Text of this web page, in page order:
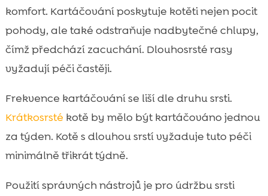
komfort. Kartáčování poskytuje kotěti nejen pocit
pohody, ale také odstraňuje nadbytečné chlupy,
čímž předchází zacuchání. Dlouhosrsté rasy
vyžadují péči častěji.
Frekvence kartáčování se liší dle druhu srsti.
Krátkosrsté kotě by mělo být kartáčováno jednou
za týden. Kotě s dlouhou srstí vyžaduje tuto péči
minimálně třikrát týdně.
Použití správných nástrojů je pro údržbu srsti